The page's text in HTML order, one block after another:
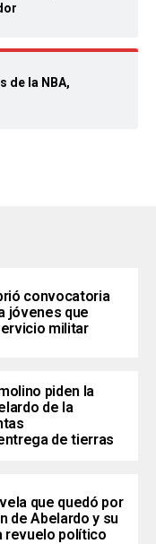
de la NBA,
convocatoria
jóvenes que
militar
piden la
de la
de tierras
que quedó por
de Abelardo y su
revuelo político